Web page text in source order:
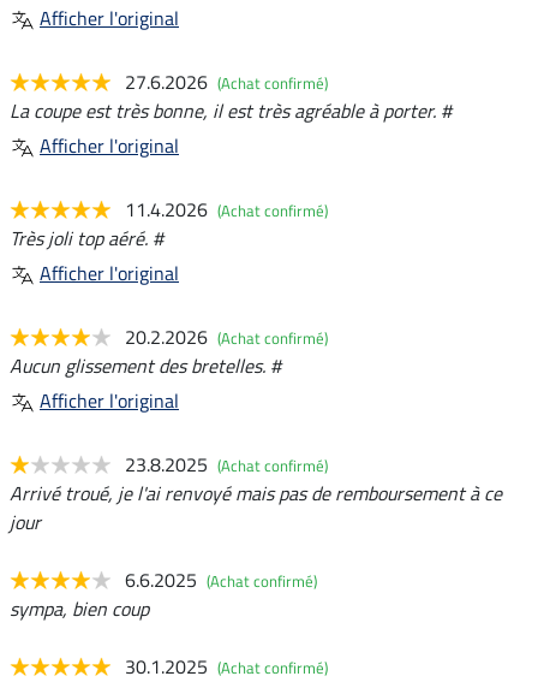
Afficher l'original
27.6.2026 (Achat confirmé)
La coupe est très bonne, il est très agréable à porter. #
Afficher l'original
11.4.2026 (Achat confirmé)
Très joli top aéré. #
Afficher l'original
20.2.2026 (Achat confirmé)
Aucun glissement des bretelles. #
Afficher l'original
23.8.2025 (Achat confirmé)
Arrivé troué, je l'ai renvoyé mais pas de remboursement à ce
jour
6.6.2025 (Achat confirmé)
sympa, bien coup
30.1.2025 (Achat confirmé)